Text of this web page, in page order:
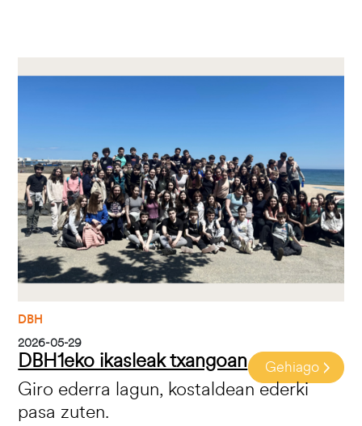
DBH
2026-05-29
DBH1eko ikasleak txangoan
Giro ederra lagun, kostaldean ederki
pasa zuten.
Gehiago